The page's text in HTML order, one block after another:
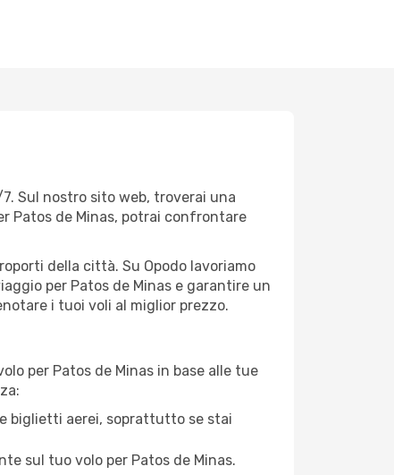
Sul nostro sito web, troverai una
Patos de Minas, potrai confrontare
della città. Su Opodo lavoriamo
per Patos de Minas e garantire un
i tuoi voli al miglior prezzo.
per Patos de Minas in base alle tue
biglietti aerei, soprattutto se stai
sul tuo volo per Patos de Minas.